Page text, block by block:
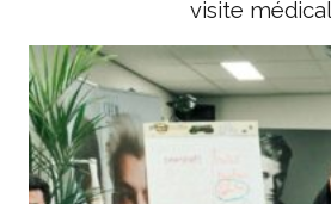
visite